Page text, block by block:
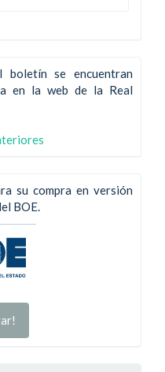
boletín se encuentran
en la web de la Real
su compra en versión
BOE.